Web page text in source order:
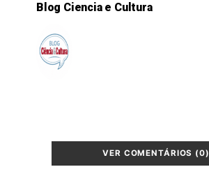
Blog Ciencia e Cultura
VER COMENTÁRIOS (0)